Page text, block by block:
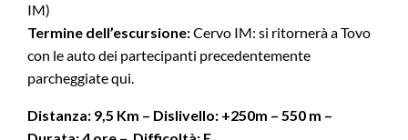
IM)
Termine dell’escursione:Cervo IM: si ritornerà a Tovo
con le auto dei partecipanti precedentemente
parcheggiate qui.
Distanza: 9,5 Km – Dislivello: +250m – 550 m –